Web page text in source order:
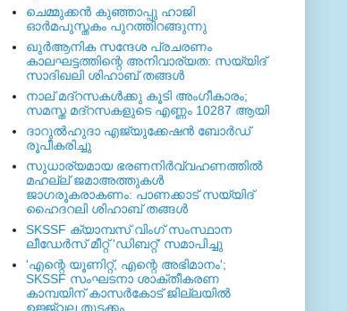
ചെമ്മുക്കന്‍ കുഞ്ഞാപ്പു ഹാജി
ഓര്‍മപുസ്തകം പുറത്തിറങ്ങുന്നു
ഖുര്‍ആനിക സന്ദേശ പ്രചരണം
കാലഘട്ടത്തിന്റെ അനിവാര്യത: സയ്യിദ്
സാദിഖലി ശിഹാബ് തങ്ങള്‍
നാല് മദ്‌റസകള്‍ക്കു കൂടി അംഗീകാരം;
സമസ്ത മദ്‌റസകളുടെ എണ്ണം 10287 ആയി
ദാറുല്‍ഹുദാ എജ്യുക്കേഷന്‍ ബോര്‍ഡ്
രൂപീകരിച്ചു
സുധാര്യമായ ഭരണനിര്‍വ്വഹണത്തില്‍
മഹല്ല് ജമാഅത്തുകള്‍
ജാഗരൂകരാകണം: പാണക്കാട് സയ്യിദ്
ഹൈദറലി ശിഹാബ് തങ്ങള്‍
SKSSF ക്യാമ്പസ് വിംഗ് സംസ്ഥാന
ലീഡേർസ് മീറ്റ് 'ഡിബറ്റ്' സമാപിച്ചു
'എന്റെ യൂണിറ്റ്, എന്റെ അഭിമാനം';
SKSSF സംഘടനാ ശാക്തീകരണ
കാമ്പയിന് കാസര്‍കോട് ജില്ലയില്‍
ഉജ്ജ്വല തുടക്കം